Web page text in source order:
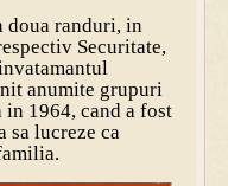
doua randuri, in
Securitate,
anumite grupuri
in 1964, cand a fost
sa lucreze ca